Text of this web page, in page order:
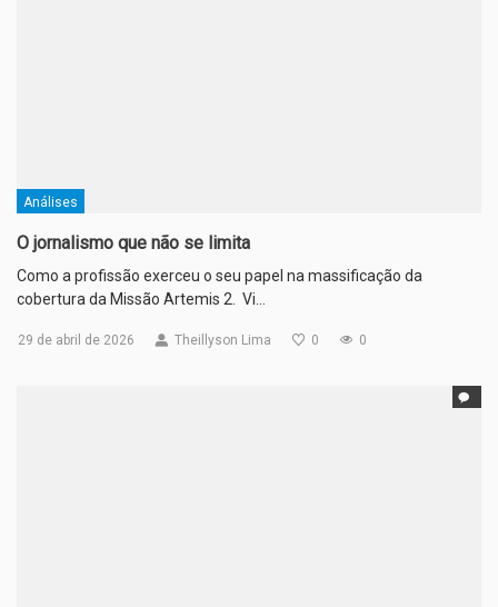
Análises
O jornalismo que não se limita
Como a profissão exerceu o seu papel na massificação da
cobertura da Missão Artemis 2. Vi…
29 de abril de 2026 Theillyson Lima 0 0